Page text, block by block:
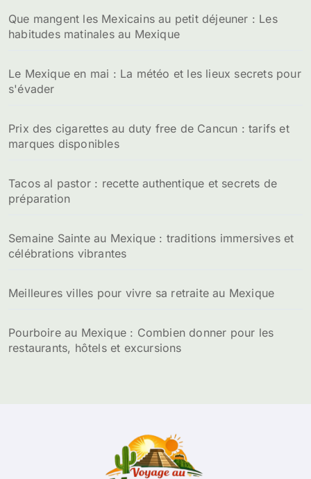
Que mangent les Mexicains au petit déjeuner : Les
habitudes matinales au Mexique
Le Mexique en mai : La météo et les lieux secrets pour
s'évader
Prix des cigarettes au duty free de Cancun : tarifs et
marques disponibles
Tacos al pastor : recette authentique et secrets de
préparation
Semaine Sainte au Mexique : traditions immersives et
célébrations vibrantes
Meilleures villes pour vivre sa retraite au Mexique
Pourboire au Mexique : Combien donner pour les
restaurants, hôtels et excursions